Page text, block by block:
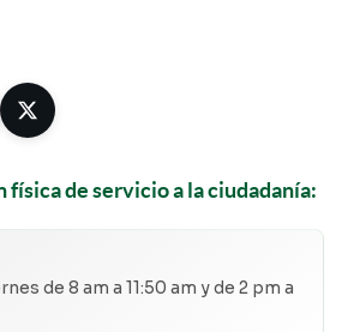
física de servicio a la ciudadanía:
de 8 am a 11:50 am y de 2 pm a